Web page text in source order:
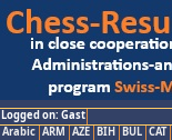
Logged on: Gast
Arabic ARM AZE BIH BUL CAT